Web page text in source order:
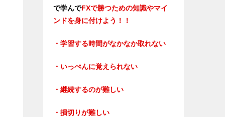
で学んでFXで勝つための知識やマイ
ンドを身に付けよう！！
・学習する時間がなかなか取れない
・いっぺんに覚えられない
・継続するのが難しい
・損切りが難しい